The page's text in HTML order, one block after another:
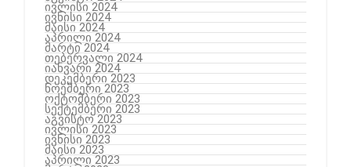
ივლისი 2024
ივნისი 2024
მაისი 2024
აპრილი 2024
მარტი 2024
თებერვალი 2024
იანვარი 2024
დეკემბერი 2023
ნოემბერი 2023
ოქტომბერი 2023
სექტემბერი 2023
აგვისტო 2023
ივლისი 2023
ივნისი 2023
მაისი 2023
აპრილი 2023